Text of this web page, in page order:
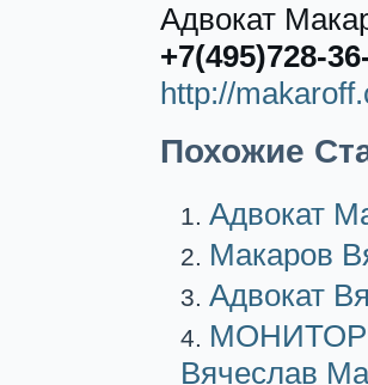
Адвокат
+7(495)728-
http://
Похожие
Адвокат
Макаров
Адвокат
Вячеслав